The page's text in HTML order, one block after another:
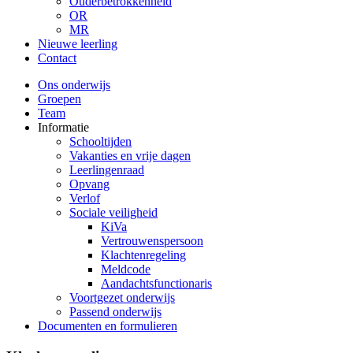
OR
MR
Nieuwe leerling
Contact
Ons onderwijs
Groepen
Team
Informatie
Schooltijden
Vakanties en vrije dagen
Leerlingenraad
Opvang
Verlof
Sociale veiligheid
KiVa
Vertrouwenspersoon
Klachtenregeling
Meldcode
Aandachtsfunctionaris
Voortgezet onderwijs
Passend onderwijs
Documenten en formulieren